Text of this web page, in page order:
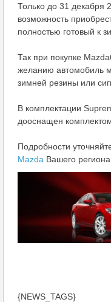
Только до 31 декабря
возможность
полностью готовый к
Так при покупке
желанию автомобиль
зимней резины или
В комплектации
дооснащен
Подробности
Mazda Вашего региона.
{NEWS_TAGS}